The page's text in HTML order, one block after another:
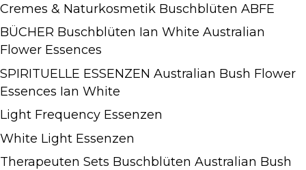
Cremes & Naturkosmetik Buschblüten ABFE
BÜCHER Buschblüten Ian White Australian
Flower Essences
SPIRITUELLE ESSENZEN Australian Bush Flower
Essences Ian White
Light Frequency Essenzen
White Light Essenzen
Therapeuten Sets Buschblüten Australian Bush